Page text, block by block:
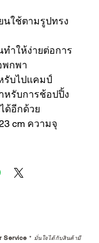
นใช้ตามรูปทรง
ำให้ง่ายต่อการ
พกพา
รับไปแคมป์
หรับการช้อปปิ้ง
ด้อีกด้วย
cm ความจุ
Service * มั่นใจได้กับสินค้ามี